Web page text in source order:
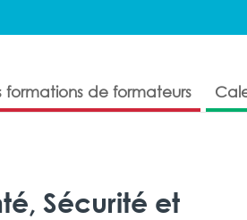
formations de formateurs
Sécurité et